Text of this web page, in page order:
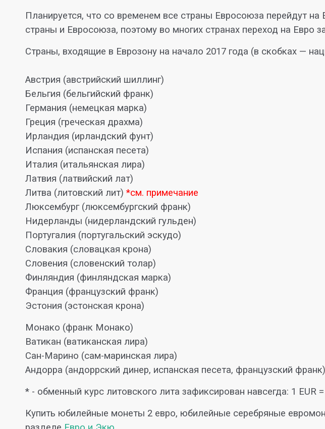
Планируется, что со временем все страны Евросоюза перейдут
страны и Евросоюза, поэтому во многих странах переход на Евро
Страны, входящие в Еврозону на начало 2017 года (в скобках —
Австрия (австрийский шиллинг)
Бельгия (бельгийский франк)
Германия (немецкая марка)
Греция (греческая драхма)
Ирландия (ирландский фунт)
Испания (испанская песета)
Италия (итальянская лира)
Латвия (латвийский лат)
Литва (литовский лит) *см. примечание
Люксембург (люксембургский франк)
Нидерланды (нидерландский гульден)
Португалия (португальский эскудо)
Словакия (словацкая крона)
Словения (словенский толар)
Финляндия (финляндская марка)
Франция (французский франк)
Эстония (эстонская крона)
Монако (франк Монако)
Ватикан (ватиканская лира)
Сан-Марино (сам-маринская лира)
Андорра (андоррский динер, испанская песета, французский франк)
* - обменный курс литовского лита зафиксирован навсегда: 1 EUR =
Купить юбилейные монеты 2 евро, юбилейные серебряные